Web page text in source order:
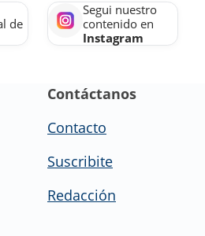
de
Segui nuestro
contenido en
Instagram
Contáctanos
Contacto
Suscribite
Redacción